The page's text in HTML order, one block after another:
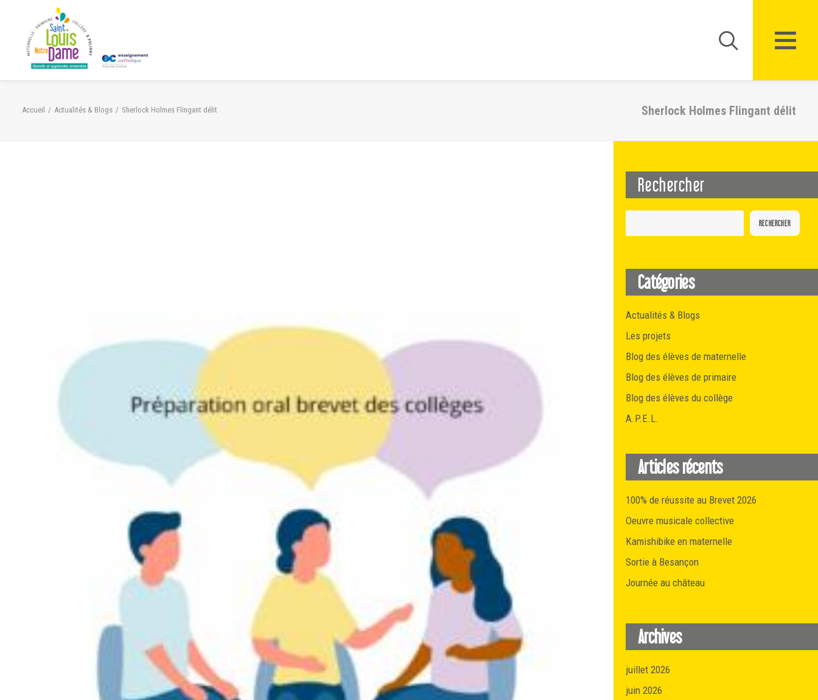
Sherlock Holmes Flingant délit
Accueil Actualités & Blogs Sherlock Holmes Flingant délit
Rechercher
RECHERCHER
Catégories
Actualités & Blogs
Les projets
Blog des élèves de maternelle
Blog des élèves de primaire
Blog des élèves du collège
A.P.E.L.
Articles récents
100% de réussite au Brevet 2026
Oeuvre musicale collective
Kamishibike en maternelle
Sortie à Besançon
Journée au château
Archives
juillet 2026
juin 2026
Panneau de gestion des cookies